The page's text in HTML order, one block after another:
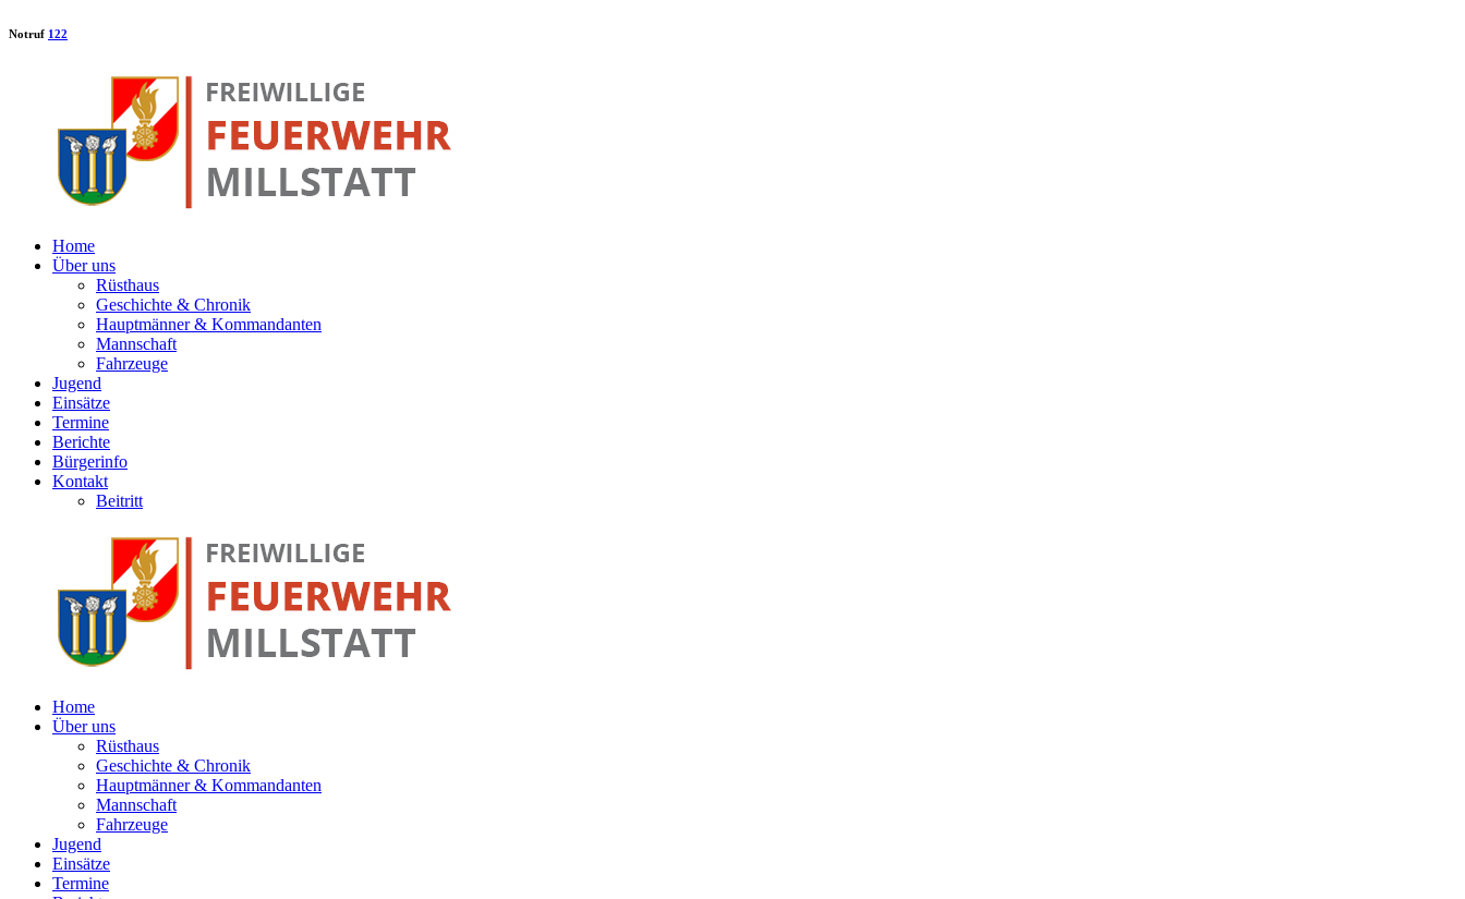
Notruf 122
Home
Über uns
Rüsthaus
Geschichte & Chronik
Hauptmänner & Kommandanten
Mannschaft
Fahrzeuge
Jugend
Einsätze
Termine
Berichte
Bürgerinfo
Kontakt
Beitritt
Home
Über uns
Rüsthaus
Geschichte & Chronik
Hauptmänner & Kommandanten
Mannschaft
Fahrzeuge
Jugend
Einsätze
Termine